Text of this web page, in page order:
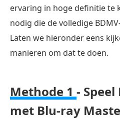
ervaring in hoge definitie te
nodig die de volledige
Laten we hieronder eens
manieren om dat te doen.
Methode 1 -
met Blu-ray